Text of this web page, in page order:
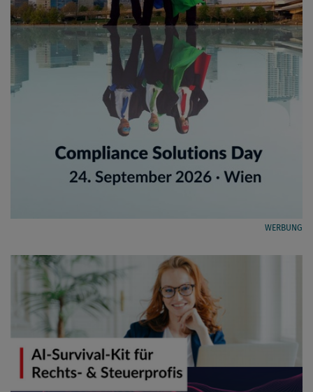
WERBUNG